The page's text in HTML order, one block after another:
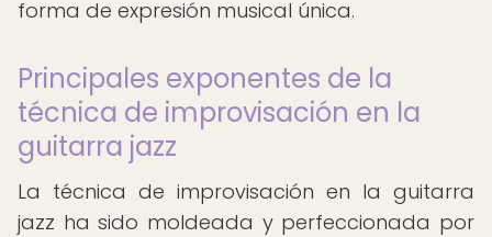
forma de expresión musical única.
Principales exponentes de la
técnica de improvisación en la
guitarra jazz
La técnica de improvisación en la guitarra
jazz ha sido moldeada y perfeccionada por